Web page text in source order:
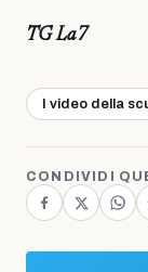
TG La7
I video della
CONDIVIDI